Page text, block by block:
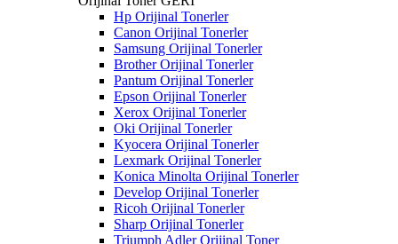
Hp Orijinal Tonerler
Canon Orijinal Tonerler
Samsung Orijinal Tonerler
Brother Orijinal Tonerler
Pantum Orijinal Tonerler
Epson Orijinal Tonerler
Xerox Orijinal Tonerler
Oki Orijinal Tonerler
Kyocera Orijinal Tonerler
Lexmark Orijinal Tonerler
Konica Minolta Orijinal Tonerler
Develop Orijinal Tonerler
Ricoh Orijinal Tonerler
Sharp Orijinal Tonerler
Triumph Adler Orijinal Toner